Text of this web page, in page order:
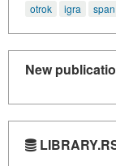
otrok igra span
New